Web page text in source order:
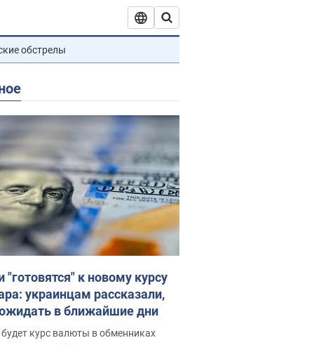
обстрелы
"готовятся" к новому курсу
украинцам рассказали,
в ближайшие дни
курс валюты в обменниках